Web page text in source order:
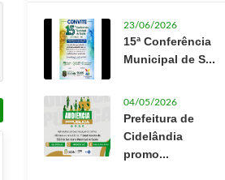
23/06/2026
15ª Conferência
Municipal de S...
04/05/2026
Prefeitura de
Cidelândia
promo...